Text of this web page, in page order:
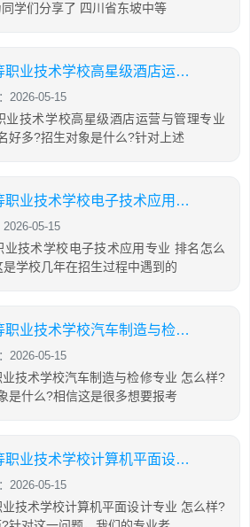
学们分享了 四川省东坡中等
重庆市开县巨龙中等职业技术学校高星级酒店运营与管理专业怎么样?
2026-05-15
业技术学校高星级酒店运营与管理专业
好多?招生对象是什么?针对上述
重庆市开县巨龙中等职业技术学校电子技术应用专业怎么样?
05-15
技术学校电子技术应用专业 排名怎么
学校几年在招生过程中遇到的
重庆市开县巨龙中等职业技术学校汽车制造与检修专业怎么样?
2026-05-15
技术学校汽车制造与检修专业 怎么样?
是什么?相信这是很多想要报考
重庆市开县巨龙中等职业技术学校计算机平面设计专业怎么样?
2026-05-15
技术学校计算机平面设计专业 怎么样?